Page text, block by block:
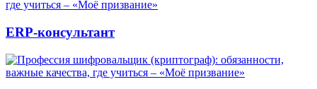
ERP-консультант